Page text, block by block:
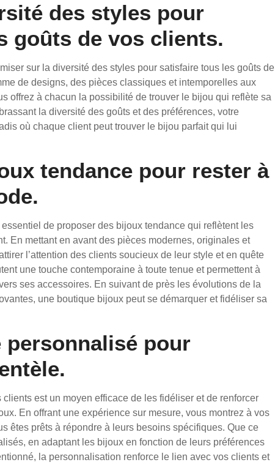
des styles pour
goûts de vos clients.
sur la diversité des styles pour satisfaire tous les goûts de
de designs, des pièces classiques et intemporelles aux
offrez à chacun la possibilité de trouver le bijou qui reflète sa
la diversité des goûts et des préférences, votre
où chaque client peut trouver le bijou parfait qui lui
tendance pour rester à
de proposer des bijoux tendance qui reflètent les
En mettant en avant des pièces modernes, originales et
l’attention des clients soucieux de leur style et en quête
une touche contemporaine à toute tenue et permettent à
ses accessoires. En suivant de près les évolutions de la
une boutique bijoux peut se démarquer et fidéliser sa
pour
est un moyen efficace de les fidéliser et de renforcer
En offrant une expérience sur mesure, vous montrez à vos
êtes prêts à répondre à leurs besoins spécifiques. Que ce
en adaptant les bijoux en fonction de leurs préférences
la personnalisation renforce le lien avec vos clients et